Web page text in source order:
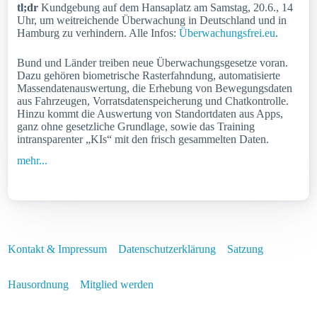
tl;dr Kundgebung auf dem Hansaplatz am Samstag, 20.6., 14
Uhr, um weitreichende Überwachung in Deutschland und in
Hamburg zu verhindern. Alle Infos:Überwachungsfrei.eu.
Bund und Länder treiben neue Überwachungsgesetze voran.
Dazu gehören biometrische Rasterfahndung, automatisierte
Massendatenauswertung, die Erhebung von Bewegungsdaten
aus Fahrzeugen, Vorratsdatenspeicherung und Chatkontrolle.
Hinzu kommt die Auswertung von Standortdaten aus Apps,
ganz ohne gesetzliche Grundlage, sowie das Training
intransparenter „KIs“ mit den frisch gesammelten Daten.
mehr...
Kontakt & Impressum Datenschutzerklärung Satzung
Hausordnung Mitglied werden